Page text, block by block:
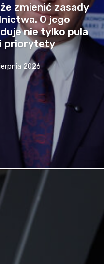
zmienić zasady
O jego
nie tylko pula
priorytety
2026